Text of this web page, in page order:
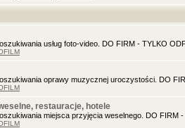
usług foto-video. DO FIRM - TYLKO
oprawy muzycznej uroczystości. DO
restauracje, hotele
miejsca przyjęcia weselnego. DO FIRM